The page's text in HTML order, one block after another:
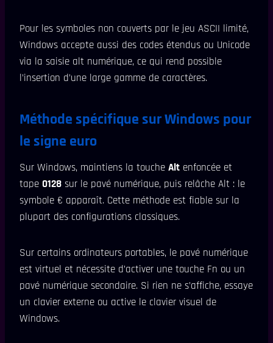
Pour les symboles non couverts par le jeu ASCII limité,
Windows accepte aussi des codes étendus ou Unicode
via la saisie alt numérique, ce qui rend possible
l’insertion d’une large gamme de caractères.
Méthode spécifique sur Windows pour
le signe euro
Sur Windows, maintiens la touche Alt enfoncée et
tape 0128 sur le pavé numérique, puis relâche Alt : le
symbole € apparaît. Cette méthode est fiable sur la
plupart des configurations classiques.
Sur certains ordinateurs portables, le pavé numérique
est virtuel et nécessite d’activer une touche Fn ou un
pavé numérique secondaire. Si rien ne s’affiche, essaye
un clavier externe ou active le clavier visuel de
Windows.